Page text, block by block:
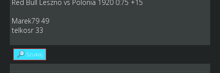
Red Bull Leszno vs Polonia 1920 0:75 +15
Marek79 49
telkosr 33
Szukaj